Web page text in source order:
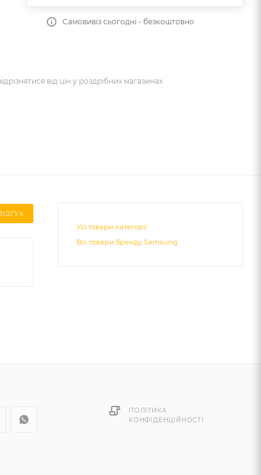
Самовивіз сьогодні - безкоштовно
від цін у роздрібних магазинах
Усі товари категорії
Всі товари бренду Samsung
ПОЛІТИКА
КОНФІДЕНЦІЙНОСТІ